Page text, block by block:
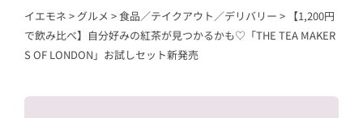
イエモネ > グルメ >食品／テイクアウト／デリバリー > 【1,200円
で飲み比べ】自分好みの紅茶が見つかるかも♡「THE TEA MAKER
S OF LONDON」お試しセット新発売